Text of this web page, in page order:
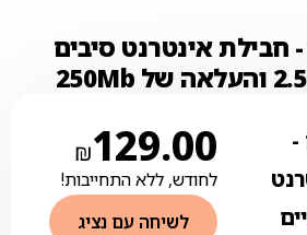
‏חבילת אינטרנט סיבים
‏-
₪129.00
לחודש, ללא התחייבות!
לשיחה עם נציג